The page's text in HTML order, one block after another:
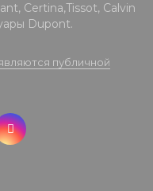
Certina,Tissot, Calvin
Dupont.
публичной